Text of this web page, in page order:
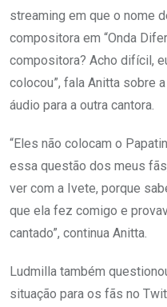
streaming em que o nome
compositora em “Onda
compositora? Acho difícil,
colocou”, fala Anitta sobre
áudio para a outra cantora.
“Eles não colocam o
essa questão dos meus
ver com a Ivete, porque
que ela fez comigo e
cantado”, continua Anitta.
Ludmilla também
situação para os fãs no